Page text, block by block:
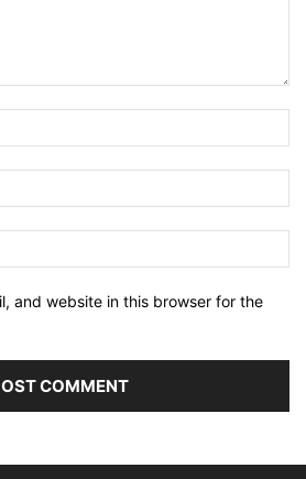
and website in this browser for the